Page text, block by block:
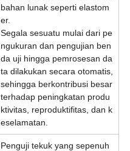
bahan lunak seperti elastom
er.
Segala sesuatu mulai dari pe
ngukuran dan pengujian ben
da uji hingga pemrosesan da
ta dilakukan secara otomatis,
sehingga berkontribusi besar
terhadap peningkatan produ
ktivitas, reproduktifitas, dan k
eselamatan.
Penguji tekuk yang sepenuh